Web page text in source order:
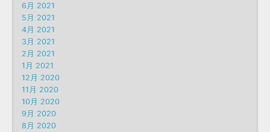
6月 2021
5月 2021
4月 2021
3月 2021
2月 2021
1月 2021
12月 2020
11月 2020
10月 2020
9月 2020
8月 2020